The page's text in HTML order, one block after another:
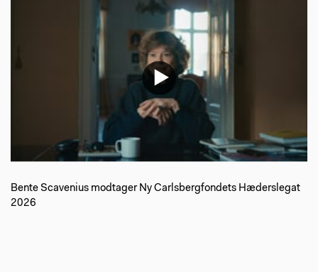
Bente Scavenius modtager Ny Carlsbergfondets Hæderslegat
2026